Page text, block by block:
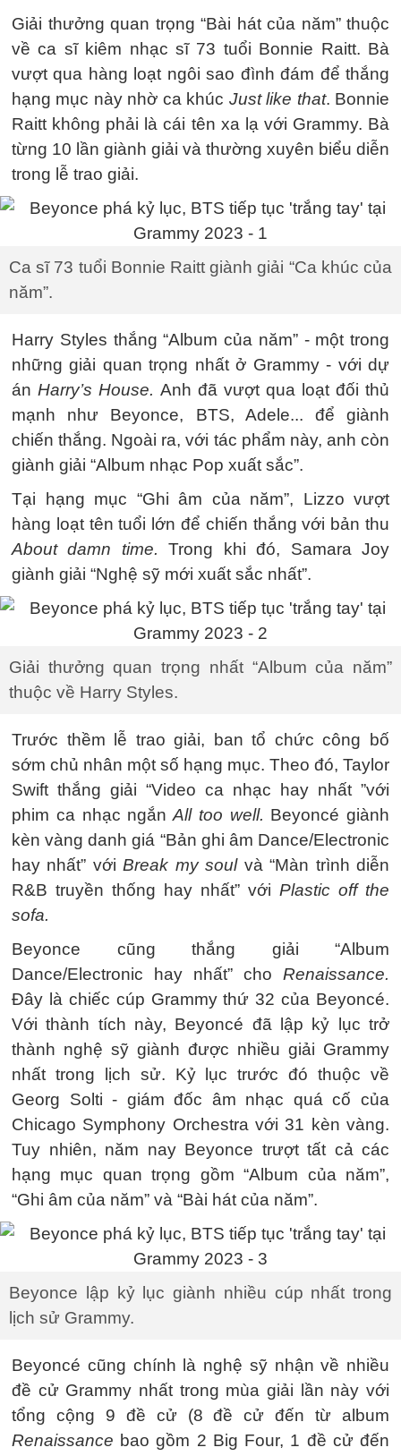
Giải thưởng quan trọng “Bài hát của năm” thuộc
về ca sĩ kiêm nhạc sĩ 73 tuổi Bonnie Raitt. Bà
vượt qua hàng loạt ngôi sao đình đám để thắng
hạng mục này nhờ ca khúc Just like that. Bonnie
Raitt không phải là cái tên xa lạ với Grammy. Bà
từng 10 lần giành giải và thường xuyên biểu diễn
trong lễ trao giải.
Ca sĩ 73 tuổi Bonnie Raitt giành giải “Ca khúc của
năm”.
Harry Styles thắng “Album của năm” - một trong
những giải quan trọng nhất ở Grammy - với dự
án Harry’s House. Anh đã vượt qua loạt đối thủ
mạnh như Beyonce, BTS, Adele... để giành
chiến thắng. Ngoài ra, với tác phẩm này, anh còn
giành giải “Album nhạc Pop xuất sắc”.
Tại hạng mục “Ghi âm của năm”, Lizzo vượt
hàng loạt tên tuổi lớn để chiến thắng với bản thu
About damn time.Trong khi đó, Samara Joy
giành giải “Nghệ sỹ mới xuất sắc nhất”.
Giải thưởng quan trọng nhất “Album của năm”
thuộc về Harry Styles.
Trước thềm lễ trao giải, ban tổ chức công bố
sớm chủ nhân một số hạng mục. Theo đó, Taylor
Swift thắng giải “Video ca nhạc hay nhất ”với
phim ca nhạc ngắn All too well. Beyoncé giành
kèn vàng danh giá “Bản ghi âm Dance/Electronic
hay nhất” vớiBreak my soulvà “Màn trình diễn
R&B truyền thống hay nhất” với Plastic off the
sofa.
Beyonce cũng thắng giải “Album
Dance/Electronic hay nhất” cho Renaissance.
Đây là chiếc cúp Grammy thứ 32 của Beyoncé.
Với thành tích này, Beyoncé đã lập kỷ lục trở
thành nghệ sỹ giành được nhiều giải Grammy
nhất trong lịch sử. Kỷ lục trước đó thuộc về
Georg Solti - giám đốc âm nhạc quá cố của
Chicago Symphony Orchestra với 31 kèn vàng.
Tuy nhiên, năm nay Beyonce trượt tất cả các
hạng mục quan trọng gồm “Album của năm”,
“Ghi âm của năm” và “Bài hát của năm”.
Beyonce lập kỷ lục giành nhiều cúp nhất trong
lịch sử Grammy.
Beyoncé cũng chính là nghệ sỹ nhận về nhiều
đề cử Grammy nhất trong mùa giải lần này với
tổng cộng 9 đề cử (8 đề cử đến từ album
Renaissance bao gồm 2 Big Four, 1 đề cử đến